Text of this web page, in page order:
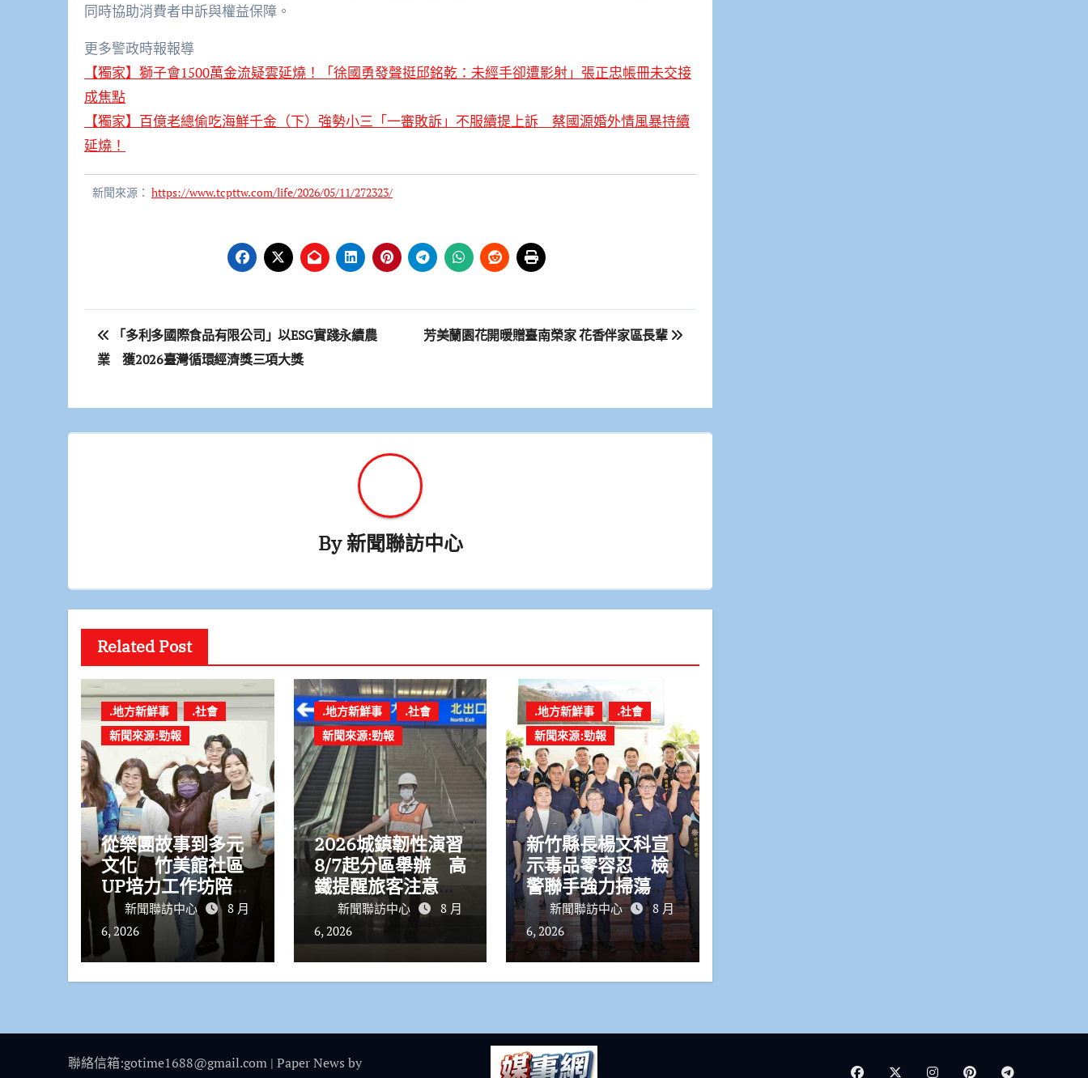
同時協助消費者申訴與權益保障。
更多警政時報報導
【獨家】獅子會1500萬金流疑雲延燒！「徐國勇發聲挺邱銘乾：未經手卻遭影射」張正忠帳冊未交接
成焦點
【獨家】百億老總偷吃海鮮千金（下）強勢小三「一審敗訴」不服續提上訴 蔡國源婚外情風暴持續
延燒！
新聞來源： https://www.tcpttw.com/life/2026/05/11/272323/
文
章
覽
「多利多國際食品有限公司」以ESG實踐永續農
業 獲2026臺灣循環經濟獎三項大獎
芳美蘭園花開暖贈臺南榮家 花香伴家區長輩
By新聞聯訪中心
Related Post
.地方新鮮事
.社會
新聞來源:勁報
從樂團故事到多元
文化 竹美館社區
UP培力工作坊陪伴
團隊拓展地方視野
新聞聯訪中心
8 月
6, 2026
.地方新鮮事
.社會
新聞來源:勁報
2026城鎮韌性演習
8/7起分區舉辦 高
鐵提醒旅客注意行
動網路降速演練
新聞聯訪中心
8 月
6, 2026
.地方新鮮事
.社會
新聞來源:勁報
新竹縣長楊文科宣
示毒品零容忍 檢
警聯手強力掃蕩依
托咪酯
新聞聯訪中心
8 月
6, 2026
聯絡信箱:gotime1688@gmail.com | Paper News by